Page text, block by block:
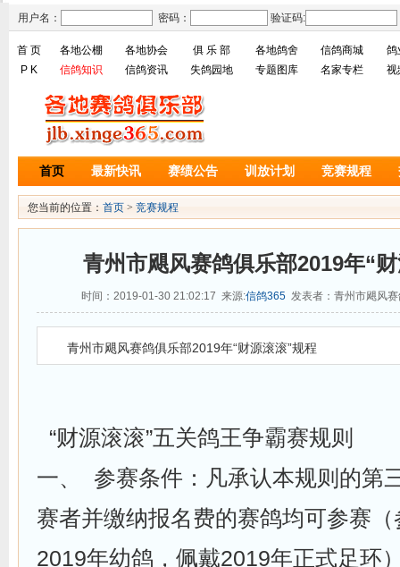
用户名： 密码： 验证码:
首 页 各地公棚 各地协会 俱 乐 部 各地鸽舍 信鸽商城
鸽
P K
信鸽知识 信鸽资讯 失鸽园地 专题图库 名家专栏 视
首页 最新快讯 赛绩公告 训放计划 竞赛规程
您当前的位置： 首页 > 竞赛规程
青州市飓风赛鸽俱乐部2019年“
时间：2019-01-30 21:02:17 来源:信鸽365 发表者：青州市飓风
青州市飓风赛鸽俱乐部2019年“财源滚滚”规程
“财源滚滚”五关鸽王争霸赛规则
一、 参赛条件：凡承认本规则的第
赛者并缴纳报名费的赛鸽均可参赛
2019年幼鸽，佩戴2019年正式足环